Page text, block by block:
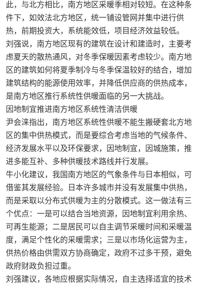
此，与北方相比，南方地区采暖季相对较短。在这种条
件下，如效法北方地区，统一铺设管网并集中进行供
热，前期投资大，系统能效低，项目经济效益较低。
刘强说，南方地区现有的建筑在设计和建造时，主要考
虑夏天的散热通风，对冬季保暖因素考虑较少。南方地
区的建筑如何将夏季制冷与冬季保温较好的结合，增加
建筑结构的能源使用效率，并降低供应商的供热成本，
是南方地区推行系统性供暖面临的另一大挑战。
因地制宜推进南方地区系统性清洁供暖
尹会涞指出，南方地区系统性供暖不能生搬硬套北方地
区的集中供热模式，而是要综合考虑当地的气候条件、
经济发展水平以及环保要求，因地制宜，因城施策，推
进多能互补、多种供暖技术路线并行发展。
牛小化建议，我国南方地区的气象条件与日本相似，可
借鉴其发展经验。日本许多城市并没有发展集中供热，
而是采取以分布式供暖为主的分散模式。这一做法有三
个优点：一是可以结合当地资源，因地制宜利用余热、
可再生能源；二是居民可以自主调节采暖时间和采暖温
度，满足个性化的采暖需求；三是以市场化运营为主，
供热价格由供需双方协商确定，政府不过多干预，避免
政府财政负担过重。
刘强建议，各地应根据实际情况，自主选择适宜的技术